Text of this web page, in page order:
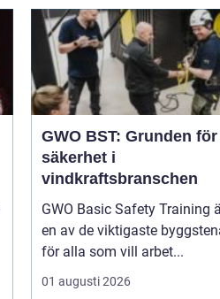
GWO BST: Grunden för
säkerhet i
vindkraftsbranschen
GWO Basic Safety Training
en av de viktigaste
för alla som vill arbet...
01 augusti 2026